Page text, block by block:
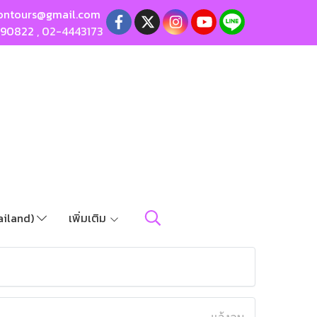
, 02-4443173
เพิ่มเติม